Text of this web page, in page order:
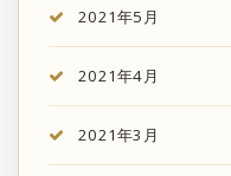
2021年5月
2021年4月
2021年3月